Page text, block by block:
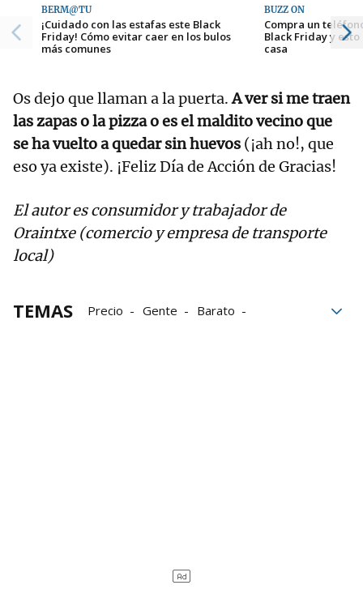
BERM@TU
¡Cuidado con las estafas este Black
Friday! Cómo evitar caer en los bulos
más comunes
BUZZ ON
Compra un
Black Friday y
casa
Os dejo que llaman a la puerta.A ver si me traen
las zapas o la pizza o es el maldito vecino que
se ha vuelto a quedar sin huevos (¡ah no!, que
eso ya existe). ¡Feliz Día de Acción de Gracias!
El autor es consumidor y trabajador de
Oraintxe (comercio y empresa de transporte
local)
TEMAS Precio Gente
Barato